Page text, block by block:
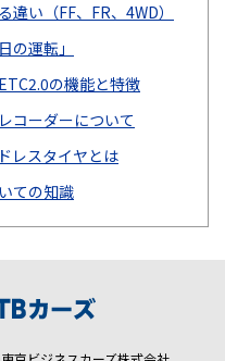
違い（FF、FR、4WD）
の運転」
ETC2.0の機能と特徴
コーダーについて
レスタイヤとは
ての知識